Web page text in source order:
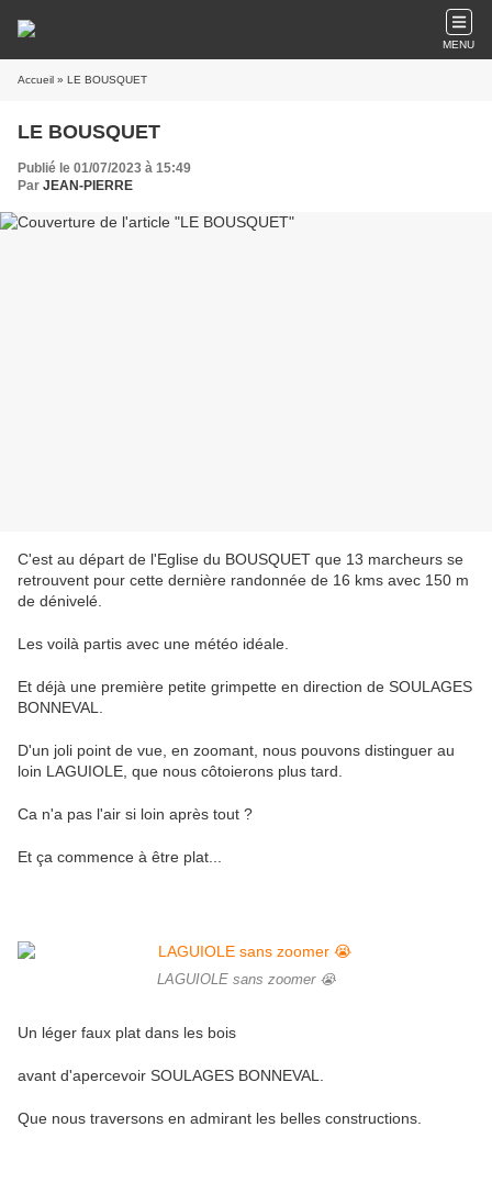
MENU
Accueil » LE BOUSQUET
LE BOUSQUET
Publié le 01/07/2023 à 15:49
Par JEAN-PIERRE
C'est au départ de l'Eglise du BOUSQUET que 13 marcheurs se
retrouvent pour cette dernière randonnée de 16 kms avec 150 m
de dénivelé.
Les voilà partis avec une météo idéale.
Et déjà une première petite grimpette en direction de SOULAGES
BONNEVAL.
D'un joli point de vue, en zoomant, nous pouvons distinguer au
loin LAGUIOLE, que nous côtoierons plus tard.
Ca n'a pas l'air si loin après tout ?
Et ça commence à être plat...
LAGUIOLE sans zoomer 😭
Un léger faux plat dans les bois
avant d'apercevoir SOULAGES BONNEVAL.
Que nous traversons en admirant les belles constructions.